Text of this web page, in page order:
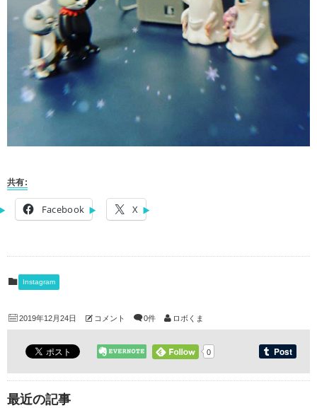
共有:
Facebook X
Instagram
2019年12月24日 コメント 0件 ロボくま
0
最近の記事